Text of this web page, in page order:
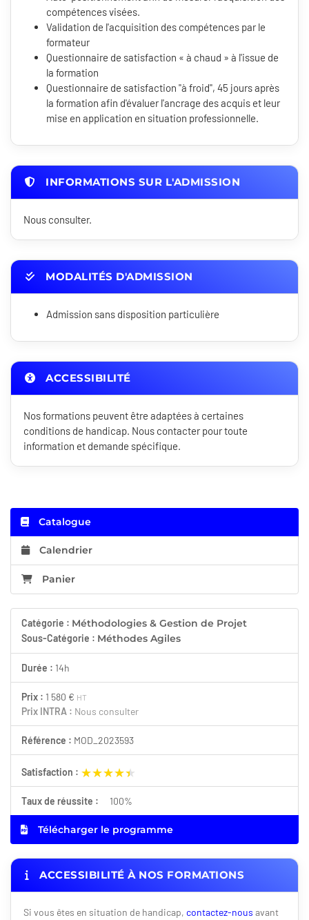
compétences visées.
Validation de l'acquisition des compétences par le
formateur
Questionnaire de satisfaction « à chaud » à l'issue de
la formation
Questionnaire de satisfaction "à froid", 45 jours après
la formation afin d'évaluer l'ancrage des acquis et leur
mise en application en situation professionnelle.
INFORMATIONS SUR L'ADMISSION
Nous consulter.
MODALITÉS D'ADMISSION
Admission sans disposition particulière
ACCESSIBILITÉ
Nos formations peuvent être adaptées à certaines
conditions de handicap. Nous contacter pour toute
information et demande spécifique.
Catalogue
Calendrier
Panier
Catégorie : Méthodologies & Gestion de Projet
Sous-Catégorie : Méthodes Agiles
Durée : 14h
Prix : 1 580 € HT
Prix INTRA : Nous consulter
Référence : MOD_2023593
Satisfaction : ★★★★★
★★★★★
Taux de réussite : 100%
Télécharger le programme
ACCESSIBILITÉ À NOS FORMATIONS
Si vous êtes en situation de handicap, contactez-nous avant